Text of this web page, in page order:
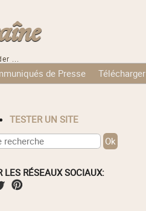
...
de Presse
Télécharger
TESTER UN SITE
LES RÉSEAUX SOCIAUX: